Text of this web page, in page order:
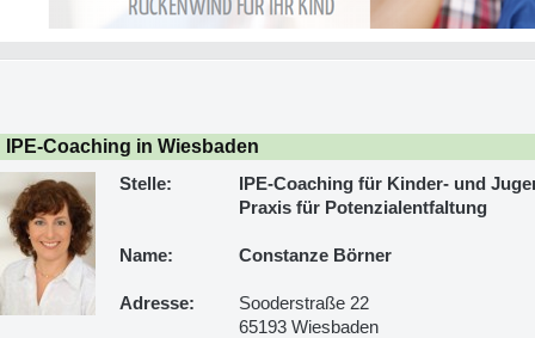
IPE-Coaching in Wiesbaden
Stelle:
IPE-Coaching für Kinder- und
Praxis für Potenzialentfaltung
Name:
Adresse:
Constanze Börner
Sooderstraße 22
65193 Wiesbaden